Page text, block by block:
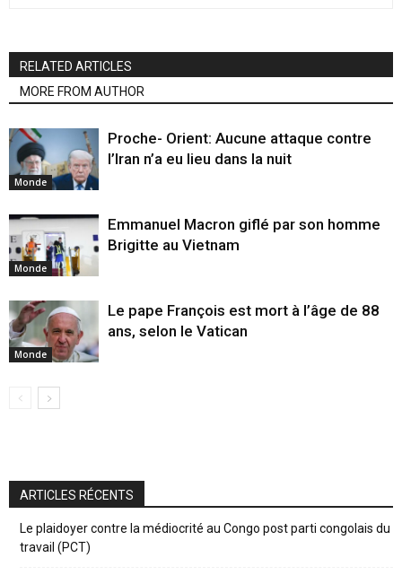
RELATED ARTICLES
MORE FROM AUTHOR
Monde
Proche- Orient: Aucune attaque contre
l’Iran n’a eu lieu dans la nuit
Monde
Emmanuel Macron giflé par son homme
Brigitte au Vietnam
Monde
Le pape François est mort à l’âge de 88
ans, selon le Vatican
ARTICLES RÉCENTS
Le plaidoyer contre la médiocrité au Congo post parti congolais du
travail (PCT)